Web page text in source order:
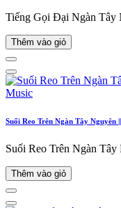
Tiếng Gọi Đại Ngàn Tây
Thêm vào giỏ
Suối Reo Trên Ngàn Tây Nguyên
Suối Reo Trên Ngàn
Thêm vào giỏ